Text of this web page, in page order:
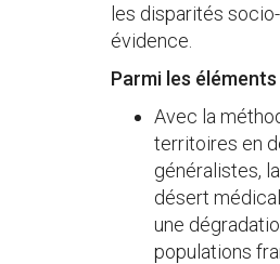
les disparités
évidence.
Parmi les
Avec la
territoires en
généralistes,
désert
une
populations